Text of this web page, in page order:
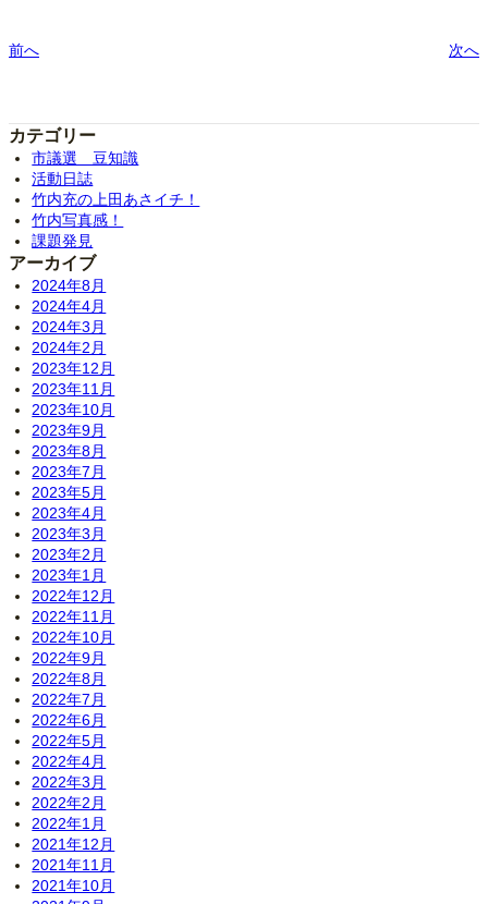
前へ 次へ
カテゴリー
市議選 豆知識
活動日誌
竹内充の上田あさイチ！
竹内写真感！
課題発見
アーカイブ
2024年8月
2024年4月
2024年3月
2024年2月
2023年12月
2023年11月
2023年10月
2023年9月
2023年8月
2023年7月
2023年5月
2023年4月
2023年3月
2023年2月
2023年1月
2022年12月
2022年11月
2022年10月
2022年9月
2022年8月
2022年7月
2022年6月
2022年5月
2022年4月
2022年3月
2022年2月
2022年1月
2021年12月
2021年11月
2021年10月